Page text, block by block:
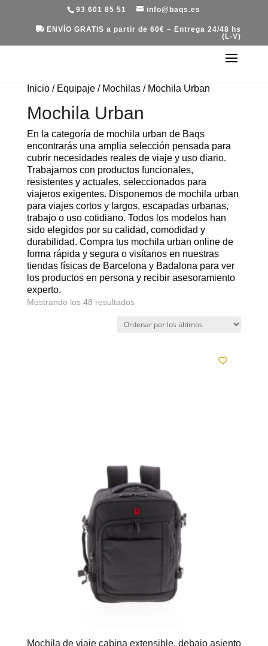
93 601 85 51 info@baqs.es
ENVÍO GRATIS a partir de 60€ – Entrega 24/48 hs
(L-V)
Inicio/ Equipaje/ Mochilas/ Mochila Urban
Mochila Urban
En la categoría de mochila urban de Baqs
encontrarás una amplia selección pensada para
cubrir necesidades reales de viaje y uso diario.
Trabajamos con productos funcionales,
resistentes y actuales, seleccionados para
viajeros exigentes. Disponemos de mochila urban
para viajes cortos y largos, escapadas urbanas,
trabajo o uso cotidiano. Todos los modelos han
sido elegidos por su calidad, comodidad y
durabilidad. Compra tus mochila urban online de
forma rápida y segura o visítanos en nuestras
tiendas físicas de Barcelona y Badalona para ver
los productos en persona y recibir asesoramiento
experto.
Mostrando los 48 resultadosOrdenado
los
Mochila de viaje cabina extensible, debajo asiento